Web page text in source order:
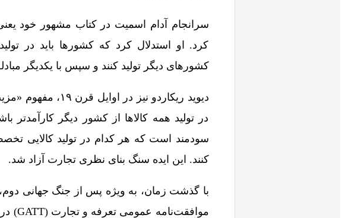
کرد. او استدلال کرد که کشورها باید در
کشورهای دیگر تولید کنند و سپس با یکدیگر
دیوید ریکاردو
در تولید همه کالاها از کشور دیگر
سودمند است که هر کدام در تولید کالایی
کنند. این ایده سنگ بنای نظری تجارت آزاد شد.
با گذشت زمان، به ویژه پس از جنگ جهانی